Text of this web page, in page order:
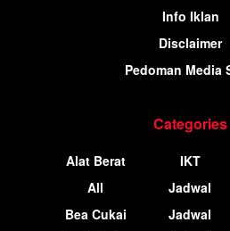
Info Iklan
Disclaimer
Pedoman Media
Categories
Alat Berat
All
Bea Cukai
IKT
Jadwal
Jadwal